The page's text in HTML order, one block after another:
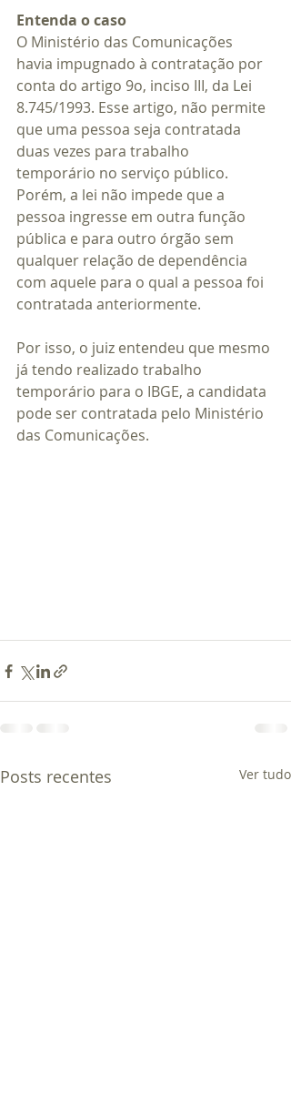
Entenda o caso
O Ministério das Comunicações
havia impugnado à contratação por
conta do artigo 9o, inciso III, da Lei
8.745/1993. Esse artigo, não permite
que uma pessoa seja contratada
duas vezes para trabalho
temporário no serviço público.
Porém, a lei não impede que a
pessoa ingresse em outra função
pública e para outro órgão sem
qualquer relação de dependência
com aquele para o qual a pessoa foi
contratada anteriormente.
Por isso, o juiz entendeu que mesmo
já tendo realizado trabalho
temporário para o IBGE, a candidata
pode ser contratada pelo Ministério
das Comunicações.
Posts recentes Ver tudo